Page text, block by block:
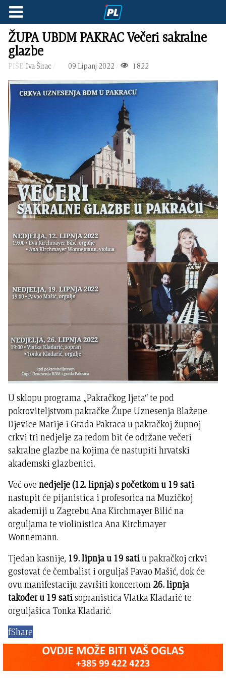
ŽUPA UBDM PAKRAC Večeri sakralne
glazbe
PIŠE: Iva Širac 09 Lipanj 2022 1822
U sklopu programa „Pakračkog ljeta“ te pod
pokroviteljstvom pakračke Župe Uznesenja Blažene
Djevice Marije i Grada Pakraca u pakračkoj župnoj
crkvi tri nedjelje za redom bit će održane večeri
sakralne glazbe na kojima će nastupiti hrvatski
akademski glazbenici.
Već ove nedjelje (12. lipnja) s početkom u 19 sati
nastupit će pijanistica i profesorica na Muzičkoj
akademiji u Zagrebu Ana Kirchmayer Bilić na
orguljama te violinistica Ana Kirchmayer
Wonnemann.
Tjedan kasnije, 19. lipnja u 19 satiu pakračkoj crkvi
gostovat će čembalist i orguljaš Pavao Mašić, dok će
ovu manifestaciju završiti koncertom 26. lipnja
također u 19 satisopranistica Vlatka Kladarić te
orguljašica Tonka Kladarić.
fShare